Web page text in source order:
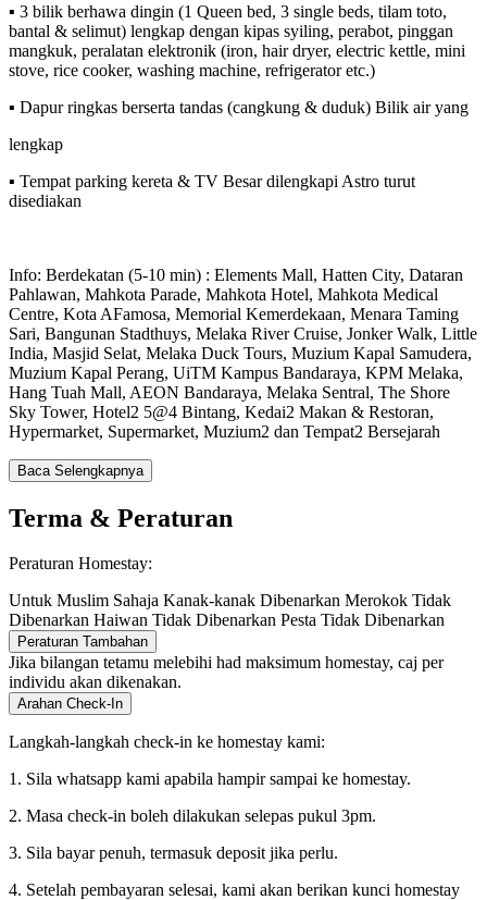
▪️ 3 bilik berhawa dingin (1 Queen bed, 3 single beds, tilam toto,
bantal & selimut) lengkap dengan kipas syiling, perabot, pinggan
mangkuk, peralatan elektronik (iron, hair dryer, electric kettle, mini
stove, rice cooker, washing machine, refrigerator etc.)
▪️ Dapur ringkas berserta tandas (cangkung & duduk) Bilik air yang
lengkap
▪️ Tempat parking kereta & TV Besar dilengkapi Astro turut
disediakan
Info: Berdekatan (5-10 min) : Elements Mall, Hatten City, Dataran
Pahlawan, Mahkota Parade, Mahkota Hotel, Mahkota Medical
Centre, Kota AFamosa, Memorial Kemerdekaan, Menara Taming
Sari, Bangunan Stadthuys, Melaka River Cruise, Jonker Walk, Little
India, Masjid Selat, Melaka Duck Tours, Muzium Kapal Samudera,
Muzium Kapal Perang, UiTM Kampus Bandaraya, KPM Melaka,
Hang Tuah Mall, AEON Bandaraya, Melaka Sentral, The Shore
Sky Tower, Hotel2 5@4 Bintang, Kedai2 Makan & Restoran,
Hypermarket, Supermarket, Muzium2 dan Tempat2 Bersejarah
Baca Selengkapnya
Terma & Peraturan
Peraturan Homestay:
Untuk Muslim Sahaja Kanak-kanak Dibenarkan Merokok Tidak
Dibenarkan Haiwan Tidak Dibenarkan Pesta Tidak Dibenarkan
Peraturan Tambahan
Jika bilangan tetamu melebihi had maksimum homestay, caj per
individu akan dikenakan.
Arahan Check-In
Langkah-langkah check-in ke homestay kami:
1. Sila whatsapp kami apabila hampir sampai ke homestay.
2. Masa check-in boleh dilakukan selepas pukul 3pm.
3. Sila bayar penuh, termasuk deposit jika perlu.
4. Setelah pembayaran selesai, kami akan berikan kunci homestay